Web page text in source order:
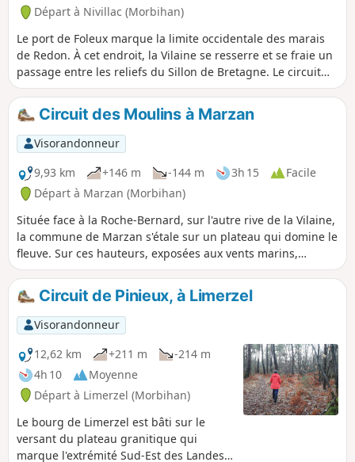
Départ à Nivillac (Morbihan)
Le port de Foleux marque la limite occidentale des marais
de Redon. À cet endroit, la Vilaine se resserre et se fraie un
passage entre les reliefs du Sillon de Bretagne. Le circuit
proposé permet de découvrir la rive Sud de ce goulet. Il
parcourt le bord de l'eau et joue aux montagnes russes à
travers le relief assez accidenté de Nivillac.
Circuit des Moulins à Marzan
Visorandonneur
9,93 km
+146 m -144 m 3h 15
Facile
Départ à Marzan (Morbihan)
Située face à la Roche-Bernard, sur l'autre rive de la Vilaine,
la commune de Marzan s'étale sur un plateau qui domine le
fleuve. Sur ces hauteurs, exposées aux vents marins,
subsistent les vestiges de plusieurs moulins à vent. Les
ruisseaux ont creusé la roche et coulent au fond des
vallons. Lorsqu'il a été possible de les barrer, ce sont des
moulins à eaux qui s'y sont établis. Le circuit proposé
chemine des uns aux autres à travers une campagne variée
et agréable.
Circuit de Pinieux, à Limerzel
Visorandonneur
12,62 km
+211 m
-214 m
4h 10
Moyenne
Départ à Limerzel (Morbihan)
Le bourg de Limerzel est bâti sur le
versant du plateau granitique qui
marque l'extrémité Sud-Est des Landes